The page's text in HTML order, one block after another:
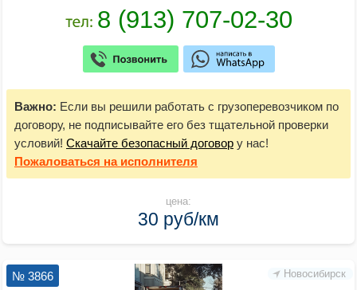
Важно: Если вы решили работать с грузоперевозчиком по
договору, не подписывайте его без тщательной проверки
условий! Скачайте безопасный договор у нас!
Пожаловаться на исполнителя
цена:
30 руб/км
Новосибирск
№ 3866